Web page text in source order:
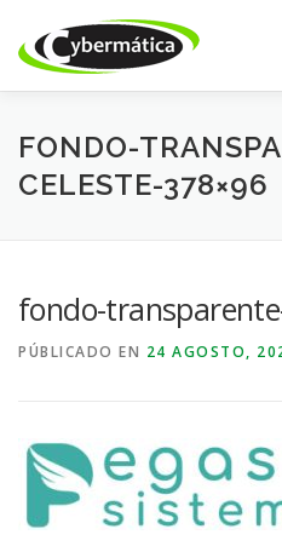
contenido
INICIO NUESTROS
TIENDA ONLINE
FONDO-
CELESTE-378×96
fondo-
PÚBLICADO EN 24 AGOSTO,